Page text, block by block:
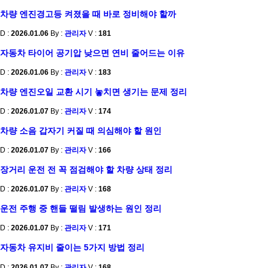
차량 엔진경고등 켜졌을 때 바로 정비해야 할까
D : 2026.01.06 By : 관리자 V : 181
자동차 타이어 공기압 낮으면 연비 줄어드는 이유
D : 2026.01.06 By : 관리자 V : 183
차량 엔진오일 교환 시기 놓치면 생기는 문제 정리
D : 2026.01.07 By : 관리자 V : 174
차량 소음 갑자기 커질 때 의심해야 할 원인
D : 2026.01.07 By : 관리자 V : 166
장거리 운전 전 꼭 점검해야 할 차량 상태 정리
D : 2026.01.07 By : 관리자 V : 168
운전 주행 중 핸들 떨림 발생하는 원인 정리
D : 2026.01.07 By : 관리자 V : 171
자동차 유지비 줄이는 5가지 방법 정리